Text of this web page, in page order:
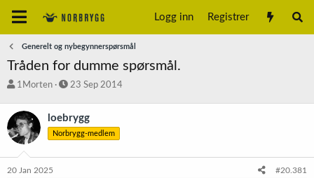
Logg inn Registrer
Generelt og nybegynnerspørsmål
Tråden for dumme spørsmål.
T
å
d
s
a
r
1Morten
S
r
t
a
23 Sep 2014
loebrygg
Norbrygg-medlem
20 Jan 2025 #20.381